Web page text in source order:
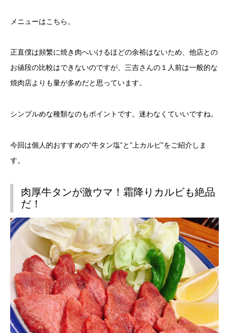
メニューはこちら。
正直僕は頻繁に焼き肉へいけるほどの余裕はないため、他店との
お値段の比較はできないのですが、三吉さんの１人前は一般的な
焼肉店よりも量が多めだと思っています。
シンプルめな種類なのもポイントです。迷わなくていいですね。
今回は個人的おすすめの”牛タン塩”と”上カルビ”をご紹介しま
す。
肉厚牛タンが激ウマ！霜降りカルビも絶品
だ！